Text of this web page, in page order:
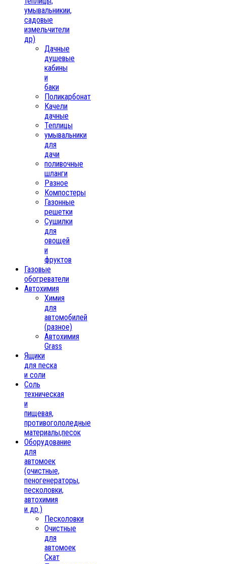
умывальникии,
садовые
измельчители
др)
Дачные
душевые
кабины
и
баки
Поликарбонат
Качели
дачные
Теплицы
умывальники
для
дачи
поливочные
шланги
Разное
Компостеры
Газонные
решетки
Сушилки
для
овощей
и
фруктов
Газовые
обогреватели
Автохимия
Химия
для
автомобилей
(разное)
Автохимия
Grass
Ящики
для песка
и соли
Соль
техническая
и
пищевая,
противогололедные
материалы,песок
Oборудование
для
автомоек
(очистные,
пеногенераторы,
песколовки,
автохимия
и др.)
Песколовки
Очистные
для
автомоек
Скат